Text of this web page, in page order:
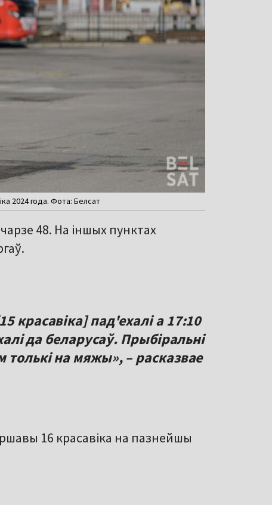
2024 года. Фота: Белсат
48. На іншых пунктах
красавіка] пад'ехалі а 17:10
да беларусаў. Прыбіральні
на мяжы», – расказвае
16 красавіка на пазнейшы